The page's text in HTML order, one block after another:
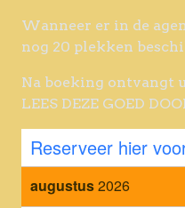
Wanneer er in de
nog 20 plekken
Na boeking ontvangt
LEES DEZE GOED